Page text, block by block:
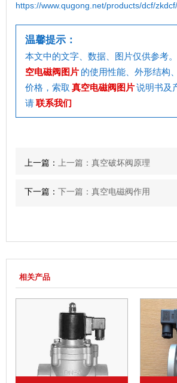
https://www.qugong.net/products/dcf/
温馨提示：
本文中的文字、数据、图片仅供参考
空电磁阀图片 的使用性能、外形结构
价格，索取 真空电磁阀图片说明书及
请联系我们
上一篇：上一篇：真空破坏阀原理
下一篇：下一篇：真空电磁阀作用
相关产品